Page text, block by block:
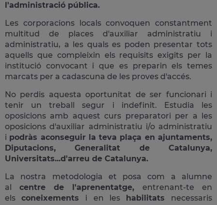
l'administració pública.
Les corporacions locals convoquen constantment
multitud de places d'auxiliar administratiu i
administratiu, a les quals es poden presentar tots
aquells que compleixin els requisits exigits per la
institució convocant i que es preparin els temes
marcats per a cadascuna de les proves d'accés.
No perdis aquesta oportunitat de ser funcionari i
tenir un treball segur i indefinit. Estudia les
oposicions amb aquest curs preparatori per a les
oposicions d'auxiliar administratiu i/o administratiu
i podràs aconseguir la teva plaça en ajuntaments,
Diputacions, Generalitat de Catalunya,
Universitats...d'arreu de Catalunya.
La nostra metodologia et posa com a alumne
al centre de l'aprenentatge, entrenant-te en
elsconeixements i en les habilitats necessaris